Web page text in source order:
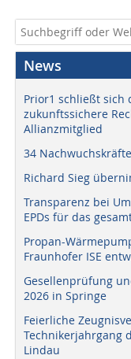
News
Prior1 schließt
zukunftssichere
Allianzmitglied
34
Richard Sieg
Transparenz bei
EPDs für das
Propan-
Fraunhofer ISE
Gesellenprüfung
2026 in Springe
Feierliche
Technikerjahrgang
Lindau